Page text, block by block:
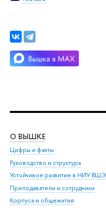
О ВЫШКЕ
Цифры и факты
Руководство и структура
Устойчивое развитие в НИУ ВШЭ
Преподаватели и сотрудники
Корпуса и общежития